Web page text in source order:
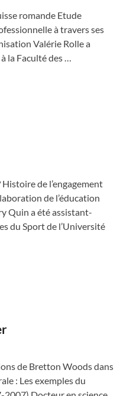
romande Etude
à travers ses
Valérie Rolle a
la Faculté des …
de l’engagement
de l’éducation
Quin a été assistant-
du Sport de l’Université
de Bretton Woods dans
: Les exemples du